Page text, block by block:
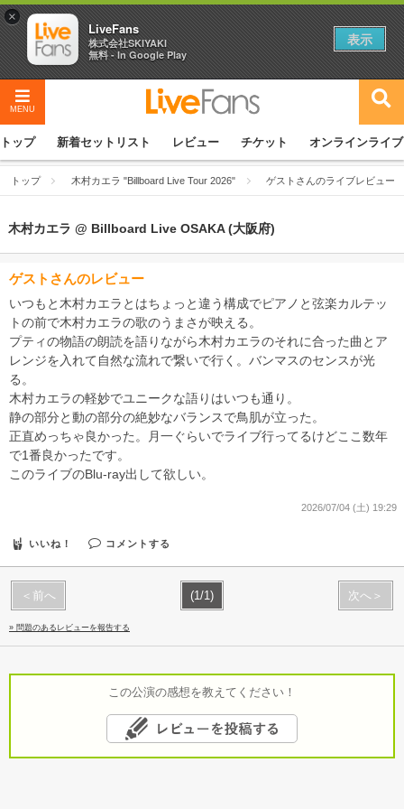
MENU
トップ 新着セットリスト レビュー チケット オンラインライブ
トップ 木村カエラ "Billboard Live Tour 2026" ゲストさんのライブレビュー
木村カエラ @ Billboard Live OSAKA (大阪府)
ゲストさんのレビュー
いつもと木村カエラとはちょっと違う構成でピアノと弦楽カルテッ
トの前で木村カエラの歌のうまさが映える。
プティの物語の朗読を語りながら木村カエラのそれに合った曲とア
レンジを入れて自然な流れで繋いで行く。バンマスのセンスが光
る。
木村カエラの軽妙でユニークな語りはいつも通り。
静の部分と動の部分の絶妙なバランスで鳥肌が立った。
正直めっちゃ良かった。月一ぐらいでライブ行ってるけどここ数年
で1番良かったです。
このライブのBlu-ray出して欲しい。
2026/07/04 (土) 19:29
いいね！ コメントする
＜前へ (1/1) 次へ＞
» 問題のあるレビューを報告する
この公演の感想を教えてください！
×
LiveFans
株式会社SKIYAKI
無料 - In Google Play
表示